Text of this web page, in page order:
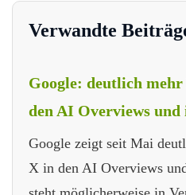
Verwandte
Google: deutlich
den AI Overviews und
Google zeigt seit Mai
X in den AI Overviews